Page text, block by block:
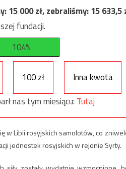
15 000zł, zebraliśmy:15 633,5
fundacji.
104%
100 zł
Inna kwota
nas tym miesiącu: Tutaj
Libii rosyjskich samolotów, co
jednostek rosyjskich w rejonie Syrty.